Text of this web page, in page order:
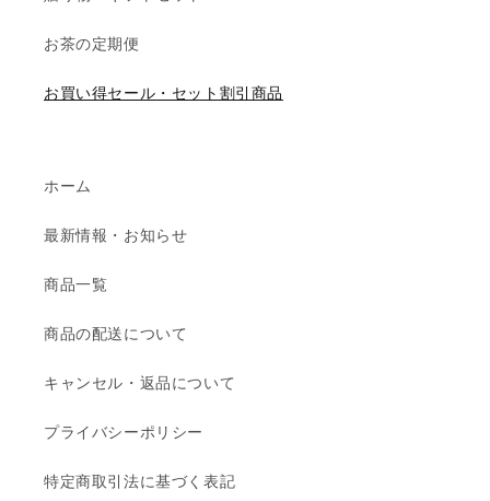
お茶の定期便
お買い得セール・セット割引商品
ホーム
最新情報・お知らせ
商品一覧
商品の配送について
キャンセル・返品について
プライバシーポリシー
特定商取引法に基づく表記